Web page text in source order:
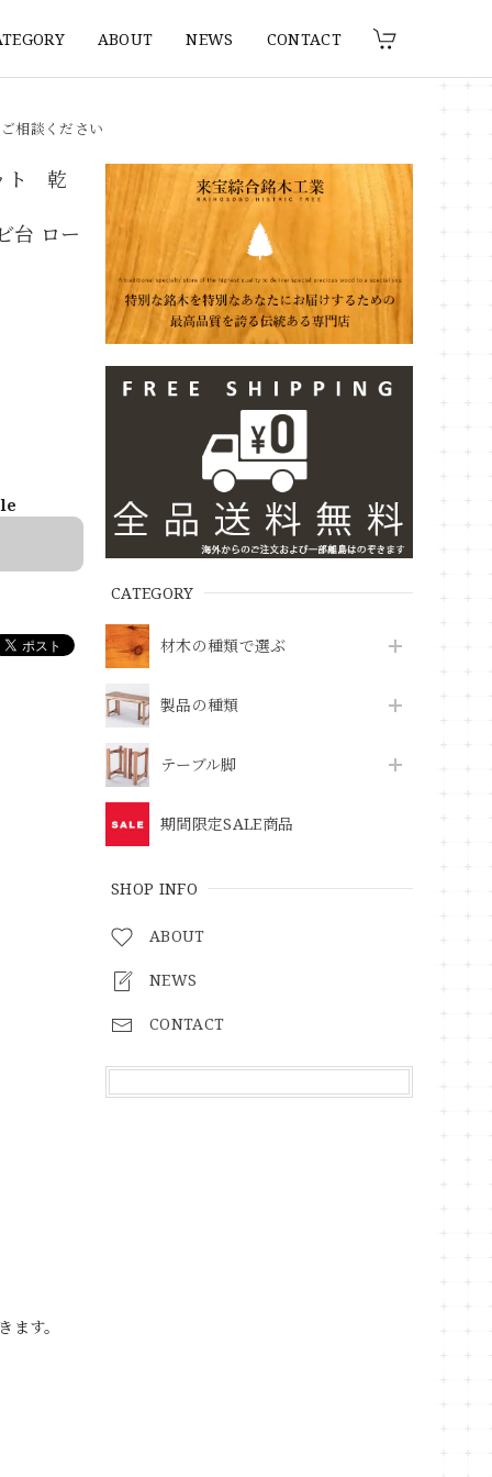
ABOUT NEWS CONTACT
相談ください
CATEGORY
材木の種類で選ぶ
製品の種類
テーブル脚
期間限定SALE商品
SHOP INFO
ABOUT
NEWS
CONTACT
ト 乾
ロー
す。